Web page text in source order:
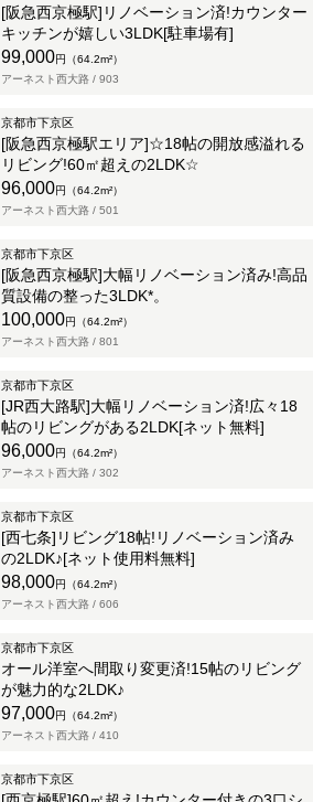
[阪急西京極駅]リノベーション済!カウンター
キッチンが嬉しい3LDK[駐車場有]
99,000円（64.2m²）
アーネスト西大路 / 903
京都市下京区
[阪急西京極駅エリア]☆18帖の開放感溢れる
リビング!60㎡超えの2LDK☆
96,000円（64.2m²）
アーネスト西大路 / 501
京都市下京区
[阪急西京極駅]大幅リノベーション済み!高品
質設備の整った3LDK*。
100,000円（64.2m²）
アーネスト西大路 / 801
京都市下京区
[JR西大路駅]大幅リノベーション済!広々18
帖のリビングがある2LDK[ネット無料]
96,000円（64.2m²）
アーネスト西大路 / 302
京都市下京区
[西七条]リビング18帖!リノベーション済み
の2LDK♪[ネット使用料無料]
98,000円（64.2m²）
アーネスト西大路 / 606
京都市下京区
オール洋室へ間取り変更済!15帖のリビング
が魅力的な2LDK♪
97,000円（64.2m²）
アーネスト西大路 / 410
京都市下京区